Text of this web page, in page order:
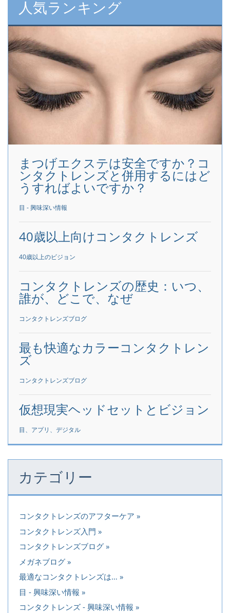
人気ランキング
まつげエクステは安全ですか？コ
ンタクトレンズと併用するにはど
うすればよいですか？
目 - 興味深い情報
40歳以上向けコンタクトレンズ
40歳以上のビジョン
コンタクトレンズの歴史：いつ、
誰が、どこで、なぜ
コンタクトレンズブログ
最も快適なカラーコンタクトレン
ズ
コンタクトレンズブログ
仮想現実ヘッドセットとビジョン
目、アプリ、デジタル
カテゴリー
コンタクトレンズのアフターケア
コンタクトレンズ入門
コンタクトレンズブログ
メガネブログ
最適なコンタクトレンズは…
目 - 興味深い情報
コンタクトレンズ - 興味深い情報